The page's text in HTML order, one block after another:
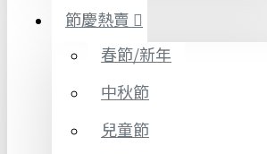
節慶熱賣
春節/新年
中秋節
兒童節